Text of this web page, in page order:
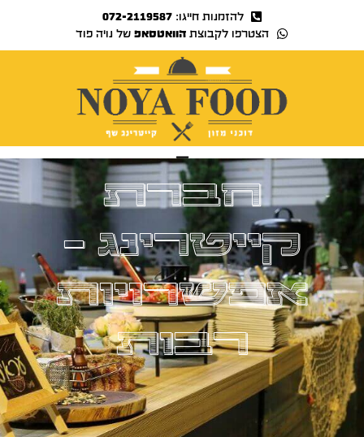
להזמנות חייגו:072-2119587
הצטרפו לקבוצתהוואטסאפ של נויה פוד
חברת
קייטרינג –
אפשרויות
רבות